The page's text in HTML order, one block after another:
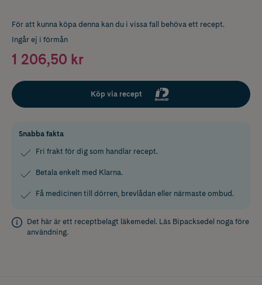
För att kunna köpa denna kan du i vissa fall behöva ett recept.
Ingår ej i förmån
1 206,50 kr
Köp via recept
Snabba fakta
Fri frakt för dig som handlar recept.
Betala enkelt med Klarna.
Få medicinen till dörren, brevlådan eller närmaste ombud.
Det här är ett receptbelagt läkemedel. Läs Bipacksedel noga före
användning.